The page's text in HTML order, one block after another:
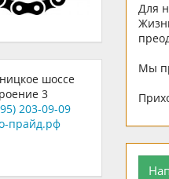
шоссе
3
203-09-09
прайд.рф
Для
Мы